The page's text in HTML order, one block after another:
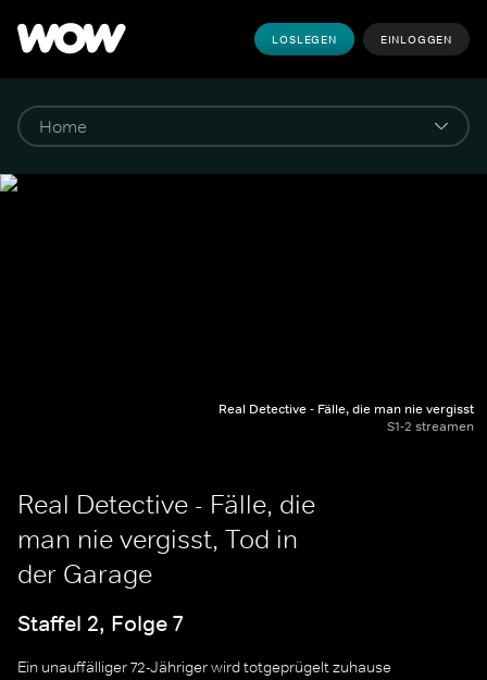
LOSLEGEN EINLOGGEN
Real Detective - Fälle, die man nie vergisst
S1-2 streamen
Real Detective - Fälle, die
man nie vergisst, Tod in
der Garage
Staffel 2, Folge 7
Ein unauffälliger 72-Jähriger wird totgeprügelt zuhause